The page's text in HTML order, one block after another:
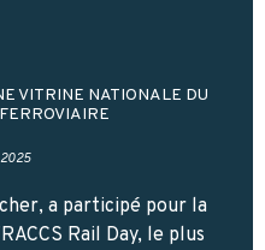
VITRINE NATIONALE DU
a participé pour la
Rail Day, le plus